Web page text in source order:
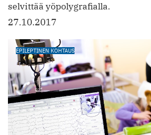
selvittää yöpolygrafialla.
27.10.2017
EPILEPTINEN KOHTAUS